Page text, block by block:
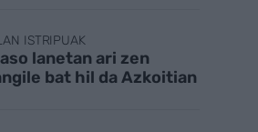
ISTRIPUAK
lanetan ari zen
bat hil da Azkoitian